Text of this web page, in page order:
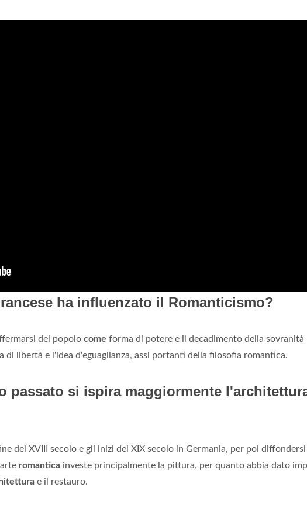
ha influenzato il Romanticismo?
del popolo come forma di potere e il decadimento della sovranità
di libertà e l'idea d'eguaglianza, assi portanti della filosofia romantica.
passato si ispira maggiormente
del XVIII secolo e gli inizi del XIX secolo in Germania, per poi
romantica investe principalmente la pittura, per quanto abbia dato
e il restauro.